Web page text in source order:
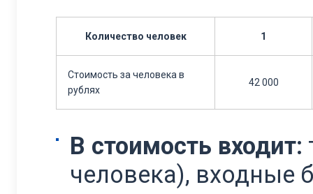
Количество человек 1
Стоимость за человека в
рублях
42 000
В стоимость входит:
человека), входные